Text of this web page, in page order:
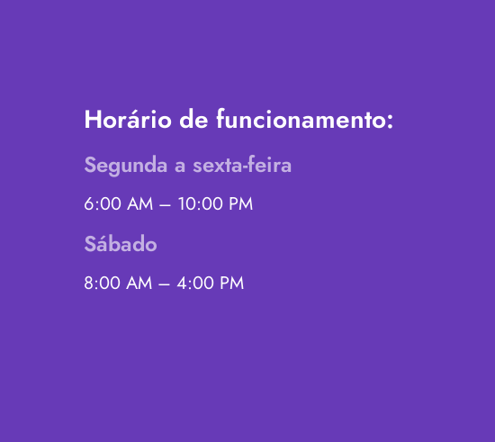
Horário de funcionamento:
Segunda a sexta-feira
6:00 AM – 10:00 PM
Sábado
8:00 AM – 4:00 PM